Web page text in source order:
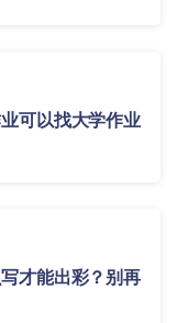
可以找大学作业
才能出彩？别再